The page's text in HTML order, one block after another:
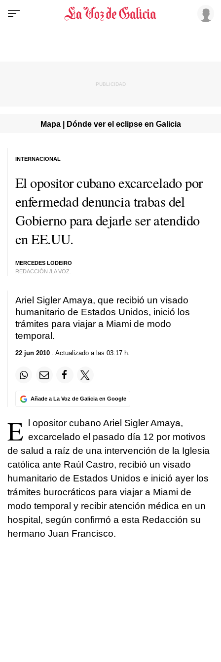
Mapa | Dónde ver el eclipse en Galicia
El opositor cubano excarcelado por
enfermedad denuncia trabas del
Gobierno para dejarle ser atendido
en EE.UU.
MERCEDES LODEIRO
REDACCIÓN /LA VOZ.
INTERNACIONAL
Ariel Sigler Amaya, que recibió un visado
humanitario de Estados Unidos, inició los
trámites para viajar a Miami de modo
temporal.
22 jun 2010 . Actualizado a las 03:17 h.
Añade a La Voz de Galicia en Google
E
l opositor cubano Ariel Sigler Amaya,
excarcelado el pasado día 12 por motivos
de salud a raíz de una intervención de la Iglesia
católica ante Raúl Castro, recibió un visado
humanitario de Estados Unidos e inició ayer los
trámites burocráticos para viajar a Miami de
modo temporal y recibir atención médica en un
hospital, según confirmó a esta Redacción su
hermano Juan Francisco.